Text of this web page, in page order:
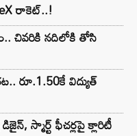
రాకెట్‌..!
చివరికి నదిలోకి తోసి
రూ.1.50కే విద్యుత్‌
స్మార్ట్ ఫీచర్లపై క్లారిటీ